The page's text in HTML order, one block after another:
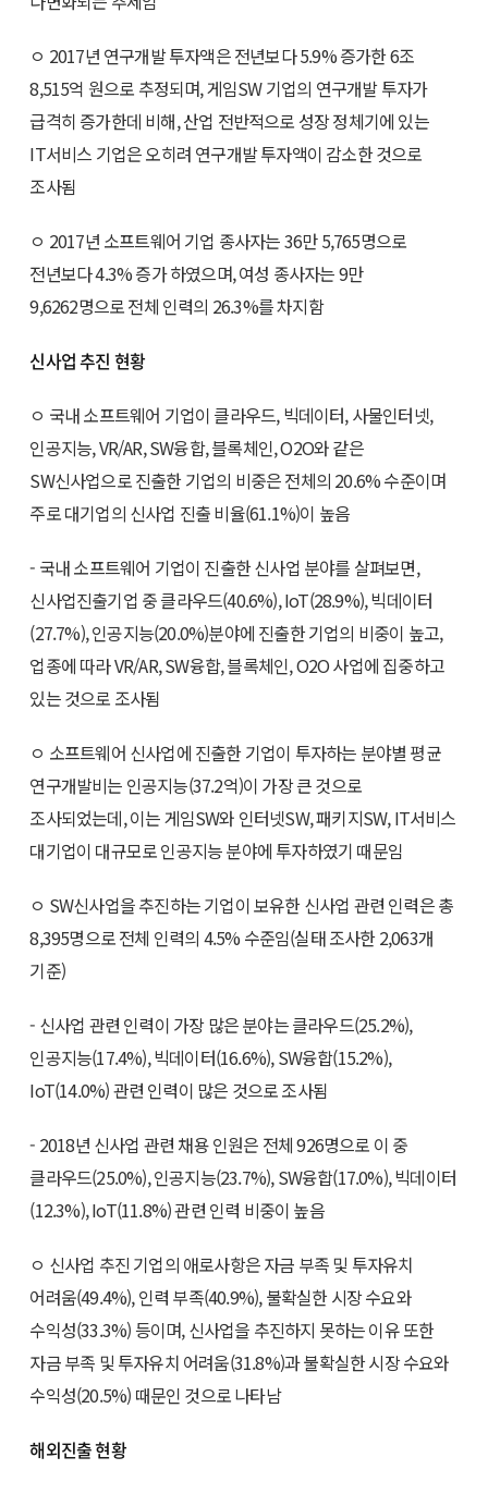
ㅇ 2017년 연구개발 투자액은 전년보다 5.9% 증가한 6조
8,515억 원으로 추정되며, 게임SW 기업의 연구개발 투자가
급격히 증가한데 비해, 산업 전반적으로 성장 정체기에 있는
IT서비스 기업은 오히려 연구개발 투자액이 감소한 것으로
조사됨
ㅇ 2017년 소프트웨어 기업 종사자는 36만 5,765명으로
전년보다 4.3% 증가 하였으며, 여성 종사자는 9만
9,6262명으로 전체 인력의 26.3%를 차지함
신사업 추진 현황
ㅇ 국내 소프트웨어 기업이 클라우드, 빅데이터, 사물인터넷,
인공지능, VR/AR, SW융합, 블록체인, O2O와 같은
SW신사업으로 진출한 기업의 비중은 전체의 20.6% 수준이며
주로 대기업의 신사업 진출 비율(61.1%)이 높음
- 국내 소프트웨어 기업이 진출한 신사업 분야를 살펴보면,
신사업진출기업 중 클라우드(40.6%), IoT(28.9%), 빅데이터
(27.7%), 인공지능(20.0%)분야에 진출한 기업의 비중이 높고,
업종에 따라 VR/AR, SW융합, 블록체인, O2O 사업에 집중하고
있는 것으로 조사됨
ㅇ 소프트웨어 신사업에 진출한 기업이 투자하는 분야별 평균
연구개발비는 인공지능(37.2억)이 가장 큰 것으로
조사되었는데, 이는 게임SW와 인터넷SW, 패키지SW, IT서비스
대기업이 대규모로 인공지능 분야에 투자하였기 때문임
ㅇ SW신사업을 추진하는 기업이 보유한 신사업 관련 인력은 총
8,395명으로 전체 인력의 4.5% 수준임(실태 조사한 2,063개
기준)
- 신사업 관련 인력이 가장 많은 분야는 클라우드(25.2%),
인공지능(17.4%), 빅데이터(16.6%), SW융합(15.2%),
IoT(14.0%) 관련 인력이 많은 것으로 조사됨
- 2018년 신사업 관련 채용 인원은 전체 926명으로 이 중
클라우드(25.0%), 인공지능(23.7%), SW융합(17.0%), 빅데이터
(12.3%), IoT(11.8%) 관련 인력 비중이 높음
ㅇ 신사업 추진 기업의 애로사항은 자금 부족 및 투자유치
어려움(49.4%), 인력 부족(40.9%), 불확실한 시장 수요와
수익성(33.3%) 등이며, 신사업을 추진하지 못하는 이유 또한
자금 부족 및 투자유치 어려움(31.8%)과 불확실한 시장 수요와
수익성(20.5%) 때문인 것으로 나타남
해외진출 현황